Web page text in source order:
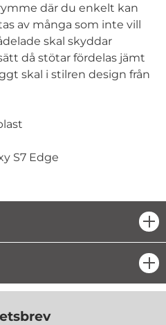
där du enkelt kan
av många som inte vill
skal skyddar
då stötar fördelas jämt
skal i stilren design från
S7 Edge